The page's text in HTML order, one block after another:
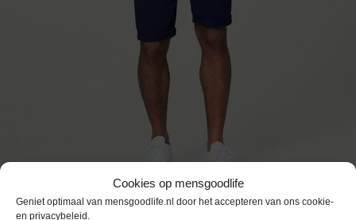
Cookies op mensgoodlife
Geniet optimaal van mensgoodlife.nl door het accepteren van ons cookie-
en privacybeleid.